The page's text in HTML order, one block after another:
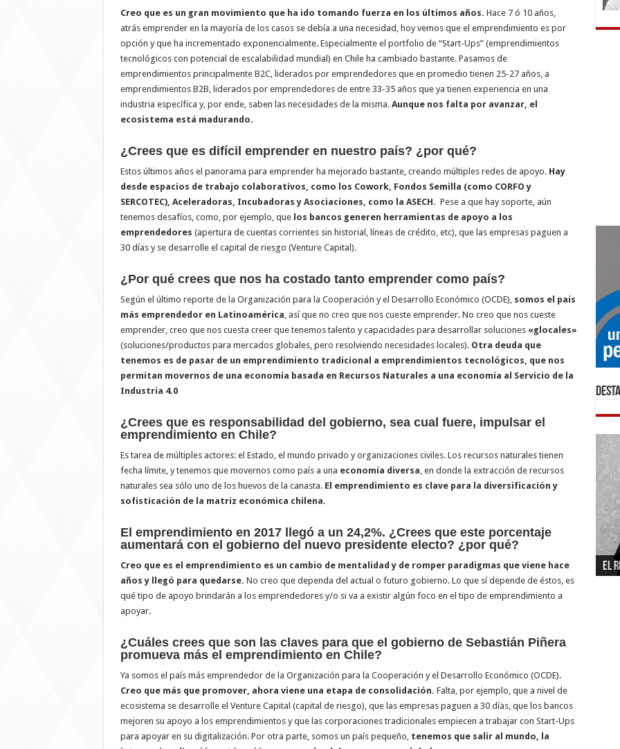
Creo que es un gran movimiento que ha ido tomando fuerza en los últimos años. Hace 7 ó 10 años,
atrás emprender en la mayoría de los casos se debía a una necesidad, hoy vemos que el emprendimiento es por
opción y que ha incrementado exponencialmente. Especialmente el portfolio de “Start-Ups” (emprendimientos
tecnológicos con potencial de escalabilidad mundial) en Chile ha cambiado bastante. Pasamos de
emprendimientos principalmente B2C, liderados por emprendedores que en promedio tienen 25-27 años, a
emprendimientos B2B, liderados por emprendedores de entre 33-35 años que ya tienen experiencia en una
industria específica y, por ende, saben las necesidades de la misma. Aunque nos falta por avanzar, el
ecosistema está madurando.
¿Crees que es difícil emprender en nuestro país? ¿por qué?
Estos últimos años el panorama para emprender ha mejorado bastante, creando múltiples redes de apoyo. Hay
desde espacios de trabajo colaborativos, como los Cowork, Fondos Semilla (como CORFO y
SERCOTEC), Aceleradoras, Incubadoras y Asociaciones, como la ASECH. Pese a que hay soporte, aún
tenemos desafíos, como, por ejemplo, que los bancos generen herramientas de apoyo a los
emprendedores (apertura de cuentas corrientes sin historial, líneas de crédito, etc), que las empresas paguen a
30 días y se desarrolle el capital de riesgo (Venture Capital).
¿Por qué crees que nos ha costado tanto emprender como país?
Según el último reporte de la Organización para la Cooperación y el Desarrollo Económico (OCDE), somos el país
más emprendedor en Latinoamérica, así que no creo que nos cueste emprender. No creo que nos cueste
emprender, creo que nos cuesta creer que tenemos talento y capacidades para desarrollar soluciones «glocales»
(soluciones/productos para mercados globales, pero resolviendo necesidades locales). Otra deuda que
tenemos es de pasar de un emprendimiento tradicional a emprendimientos tecnológicos, que nos
permitan movernos de una economía basada en Recursos Naturales a una economía al Servicio de la
Industria 4.0
¿Crees que es responsabilidad del gobierno, sea cual fuere, impulsar el
emprendimiento en Chile?
Es tarea de múltiples actores: el Estado, el mundo privado y organizaciones civiles. Los recursos naturales tienen
fecha límite, y tenemos que movernos como país a una economía diversa, en donde la extracción de recursos
naturales sea sólo uno de los huevos de la canasta. El emprendimiento es clave para la diversificación y
sofisticación de la matriz económica chilena.
El emprendimiento en 2017 llegó a un 24,2%. ¿Crees que este porcentaje
aumentará con el gobierno del nuevo presidente electo? ¿por qué?
Creo que es el emprendimiento es un cambio de mentalidad y de romper paradigmas que viene hace
años y llegó para quedarse. No creo que dependa del actual o futuro gobierno. Lo que sí depende de éstos, es
qué tipo de apoyo brindarán a los emprendedores y/o si va a existir algún foco en el tipo de emprendimiento a
apoyar.
¿Cuáles crees que son las claves para que el gobierno de Sebastián Piñera
promueva más el emprendimiento en Chile?
Ya somos el país más emprendedor de la Organización para la Cooperación y el Desarrollo Económico (OCDE).
Creo que más que promover, ahora viene una etapa de consolidación. Falta, por ejemplo, que a nivel de
ecosistema se desarrolle el Venture Capital (capital de riesgo), que las empresas paguen a 30 días, que los bancos
mejoren su apoyo a los emprendimientos y que las corporaciones tradicionales empiecen a trabajar con Start-Ups
para apoyar en su digitalización. Por otra parte, somos un país pequeño, tenemos que salir al mundo, la
El
ley
La
El
del
La